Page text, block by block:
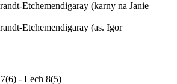
Etchemendigaray (karny na Janie
Etchemendigaray (as. Igor
- Lech 8(5)